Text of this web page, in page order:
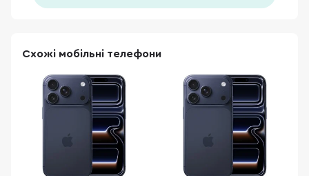
Схожі мобільні телефони